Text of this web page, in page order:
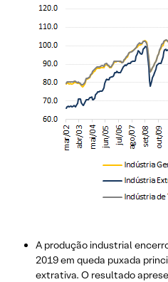
A produção industrial
2019 em queda puxada
extrativa. O resultado